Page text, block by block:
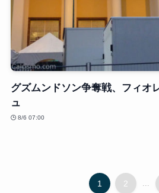
グズムンドソン争奪戦、フィオ
ュ
8/6 07:00
1 2 ...